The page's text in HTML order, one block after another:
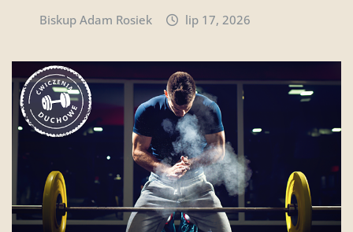
Biskup Adam Rosiek lip 17, 2026